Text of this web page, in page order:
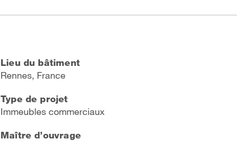
Lieu du bâtiment
Rennes, France
Type de projet
Immeubles commerciaux
Maître d’ouvrage